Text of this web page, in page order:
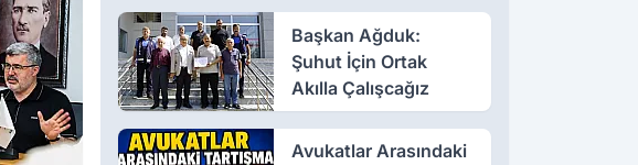
Başkan Ağduk:
Şuhut İçin Ortak
Akılla Çalışcağız
Avukatlar Arasındaki